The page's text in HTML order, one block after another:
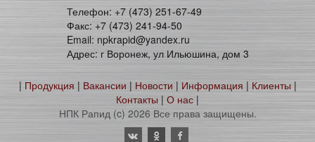
Телефон: +7 (473) 251-67-49
Факс: +7 (473) 241-94-50
Email: npkrapid@yandex.ru
Адрес: г Воронеж, ул Ильюшина, дом 3
| Продукция | Вакансии | Новости | Информация | Клиенты|
Контакты | О нас |
НПК Рапид (c) 2026 Все права защищены.